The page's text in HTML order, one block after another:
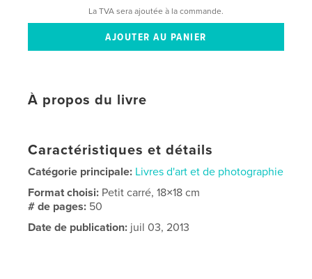
La TVA sera ajoutée à la commande.
À propos du livre
Caractéristiques et détails
Catégorie principale: Livres d'art et de photographie
Format choisi: Petit carré, 18×18 cm
# de pages: 50
Date de publication: juil 03, 2013